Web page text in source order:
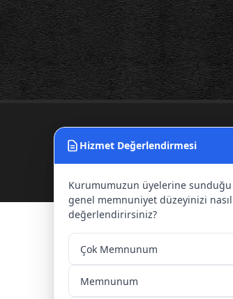
Hizmet Değerlendirmesi
Kurumumuzun üyelerine
genel memnuniyet düzeyinizi nasıl
değerlendirirsiniz?
Çok Memnunum
Memnunum